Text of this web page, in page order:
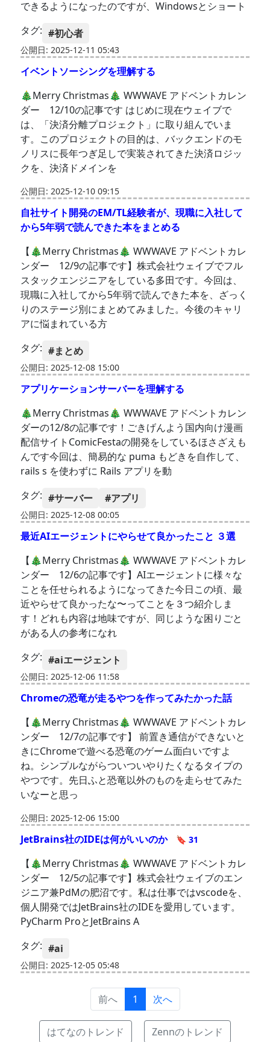
できるようになったのですが、Windowsとショート
タグ: #初心者
公開日: 2025-12-11 05:43
イベントソーシングを理解する
🎄Merry Christmas🎄 WWWAVE アドベントカレン
ダー 12/10の記事です はじめに現在ウェイブで
は、「決済分離プロジェクト」に取り組んでいま
す。このプロジェクトの目的は、バックエンドのモ
ノリスに長年つぎ足しで実装されてきた決済ロジッ
クを、決済ドメインを
公開日: 2025-12-10 09:15
自社サイト開発のEM/TL経験者が、現職に入社して
から5年弱で読んできた本をまとめる
【🎄Merry Christmas🎄 WWWAVE アドベントカレ
ンダー 12/9の記事です】株式会社ウェイブでフル
スタックエンジニアをしている多田です。今回は、
現職に入社してから5年弱で読んできた本を、ざっく
りのステージ別にまとめてみました。今後のキャリ
アに悩まれている方
タグ: #まとめ
公開日: 2025-12-08 15:00
アプリケーションサーバーを理解する
🎄Merry Christmas🎄 WWWAVE アドベントカレン
ダーの12/8の記事です！ごきげんよう国内向け漫画
配信サイトComicFestaの開発をしているほさざえも
んです今回は、簡易的な puma もどきを自作して、
rails s を使わずに Rails アプリを動
タグ: #サーバー #アプリ
公開日: 2025-12-08 00:05
最近AIエージェントにやらせて良かったこと ３選
【🎄Merry Christmas🎄 WWWAVE アドベントカレ
ンダー 12/6の記事です】AIエージェントに様々な
ことを任せられるようになってきた今日この頃、最
近やらせて良かったな〜ってことを３つ紹介しま
す！どれも内容は地味ですが、同じような困りごと
がある人の参考になれ
タグ: #aiエージェント
公開日: 2025-12-06 11:58
Chromeの恐竜が走るやつを作ってみたかった話
【🎄Merry Christmas🎄 WWWAVE アドベントカレ
ンダー 12/7の記事です】 前置き通信ができないと
きにChromeで遊べる恐竜のゲーム面白いですよ
ね。シンプルながらついついやりたくなるタイプの
やつです。先日ふと恐竜以外のものを走らせてみた
いなーと思っ
公開日: 2025-12-06 15:00
JetBrains社のIDEは何がいいのか 🔖 31
【🎄Merry Christmas🎄 WWWAVE アドベントカレ
ンダー 12/5の記事です】株式会社ウェイブのエン
ジニア兼PdMの肥沼です。私は仕事ではvscodeを、
個人開発ではJetBrains社のIDEを愛用しています。
PyCharm ProとJetBrains A
タグ: #ai
公開日: 2025-12-05 05:48
前へ 1 次へ
はてなのトレンド Zennのトレンド